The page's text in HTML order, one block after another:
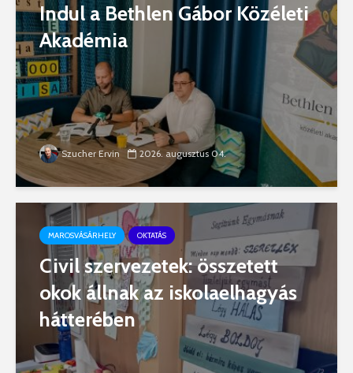
Indul a Bethlen Gábor Közéleti
Akadémia
Szucher Ervin 2026. augusztus 04.
MAROSVÁSÁRHELY OKTATÁS
Civil szervezetek: összetett
okok állnak az iskolaelhagyás
hátterében